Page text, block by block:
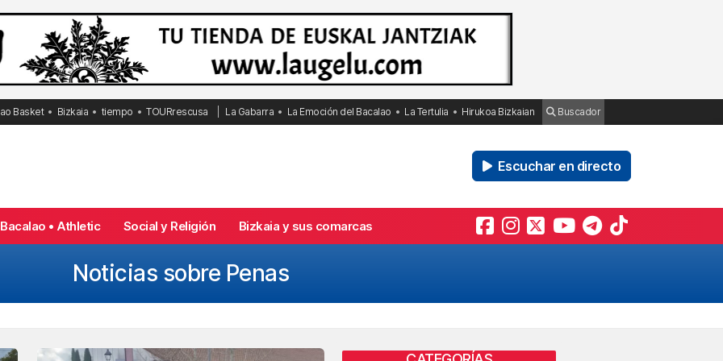
Basket Bizkaia tiempo TOURrescusa La Gabarra La Emoción del Bacalao La Tertulia Hirukoa Bizkaian Buscador
Escuchar en directo
Bacalao • Athletic Social y Religión Bizkaia y sus comarcas
Noticias sobre Penas